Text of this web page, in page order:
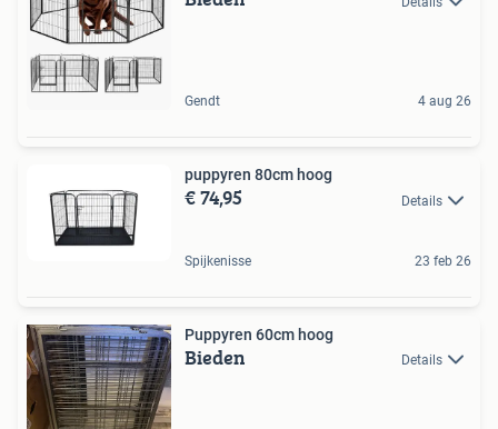
Gendt 4 aug 26
puppyren 80cm hoog
€ 74,95 Details
Spijkenisse 23 feb 26
Puppyren 60cm hoog
Bieden Details